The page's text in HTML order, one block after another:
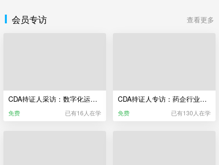
会员专访 查看更多
CDA持证人采访：数字化运维转型 为什么是大势所趋？
免费 已有16人在学
CDA持证人专访：药企行业，做数据分析师是什么体验？
免费 已有130人在学